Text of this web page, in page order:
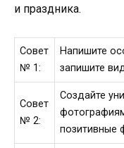
и праздника.
Совет
№ 1:
Напишите
запишите
Совет
№ 2:
Создайте
позитивные